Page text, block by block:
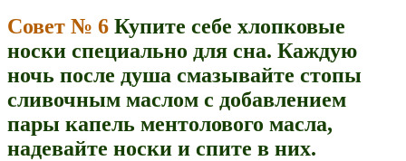
Совет № 6 Купите себе хлопковые
носки специально для сна. Каждую
ночь после душа смазывайте стопы
сливочным маслом с добавлением
пары капель ментолового масла,
надевайте носки и спите в них.